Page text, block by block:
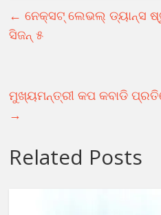
← ନେକ୍ସଟ୍ ଲେଭଲ୍ ଡ୍ୟାନ୍ସ
ସିଜନ୍ ୫
ମୁଖ୍ୟମନ୍ତ୍ରୀ କପ କବାଡି
→
Related Posts